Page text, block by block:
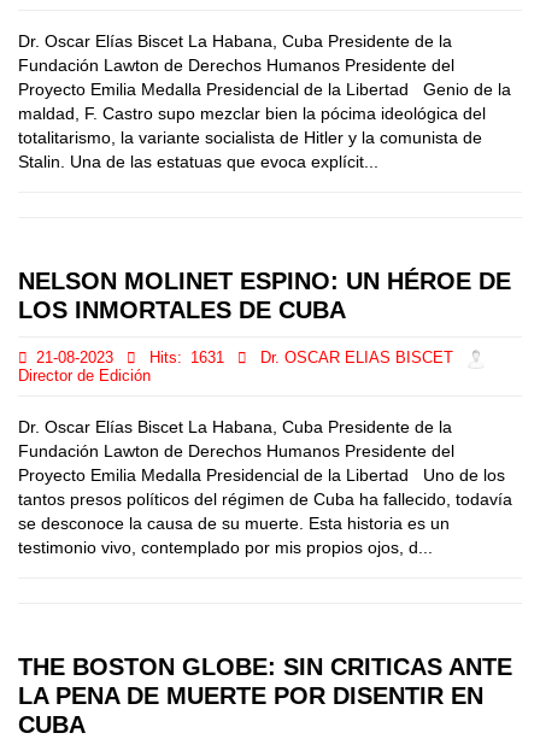
Dr. Oscar Elías Biscet La Habana, Cuba Presidente de la
Fundación Lawton de Derechos Humanos Presidente del
Proyecto Emilia Medalla Presidencial de la Libertad Genio de la
maldad, F. Castro supo mezclar bien la pócima ideológica del
totalitarismo, la variante socialista de Hitler y la comunista de
Stalin. Una de las estatuas que evoca explícit...
NELSON MOLINET ESPINO: UN HÉROE DE
LOS INMORTALES DE CUBA
21-08-2023 Hits: 1631
Dr. OSCAR ELIAS BISCET
Director de Edición
Dr. Oscar Elías Biscet La Habana, Cuba Presidente de la
Fundación Lawton de Derechos Humanos Presidente del
Proyecto Emilia Medalla Presidencial de la Libertad Uno de los
tantos presos políticos del régimen de Cuba ha fallecido, todavía
se desconoce la causa de su muerte. Esta historia es un
testimonio vivo, contemplado por mis propios ojos, d...
THE BOSTON GLOBE: SIN CRITICAS ANTE
LA PENA DE MUERTE POR DISENTIR EN
CUBA